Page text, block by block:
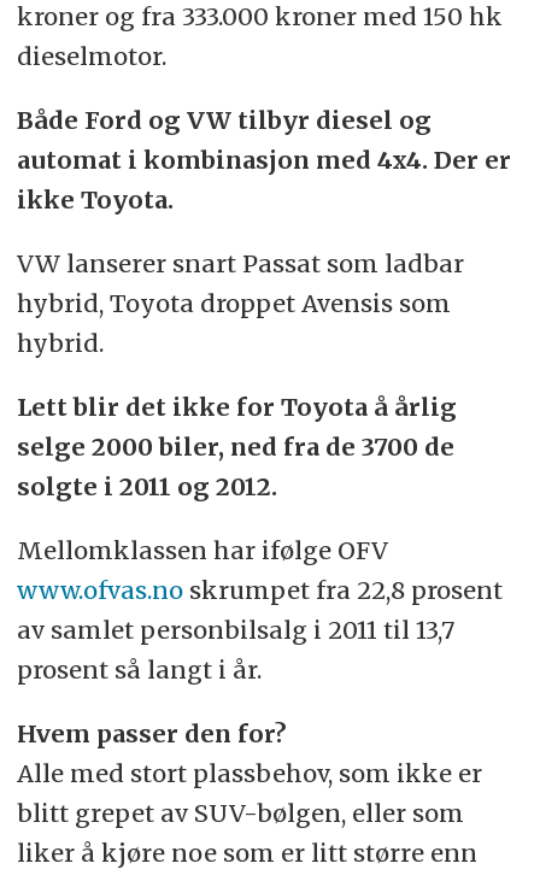
kroner og fra 333.000 kroner med 150 hk
dieselmotor.
Både Ford og VW tilbyr diesel og
automat i kombinasjon med 4x4. Der er
ikke Toyota.
VW lanserer snart Passat som ladbar
hybrid, Toyota droppet Avensis som
hybrid.
Lett blir det ikke for Toyota å årlig
selge 2000 biler, ned fra de 3700 de
solgte i 2011 og 2012.
Mellomklassen har ifølge OFV
www.ofvas.noskrumpet fra 22,8 prosent
av samlet personbilsalg i 2011 til 13,7
prosent så langt i år.
Hvem passer den for?
Alle med stort plassbehov, som ikke er
blitt grepet av SUV-bølgen, eller som
liker å kjøre noe som er litt større enn